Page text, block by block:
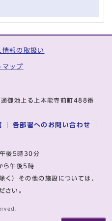
情報の取扱い
マップ
御池上る上本能寺前町488番
各部署へのお問い合わせ
午後5時30分
ら午後5時
く）その他の施設については、
さい。